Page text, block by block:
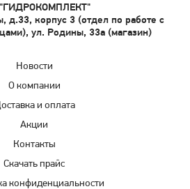
д.33, корпус 3 (отдел по работе с
ул. Родины, 33а (магазин)
Новости
О компании
и оплата
Акции
Контакты
Скачать прайс
конфиденциальности